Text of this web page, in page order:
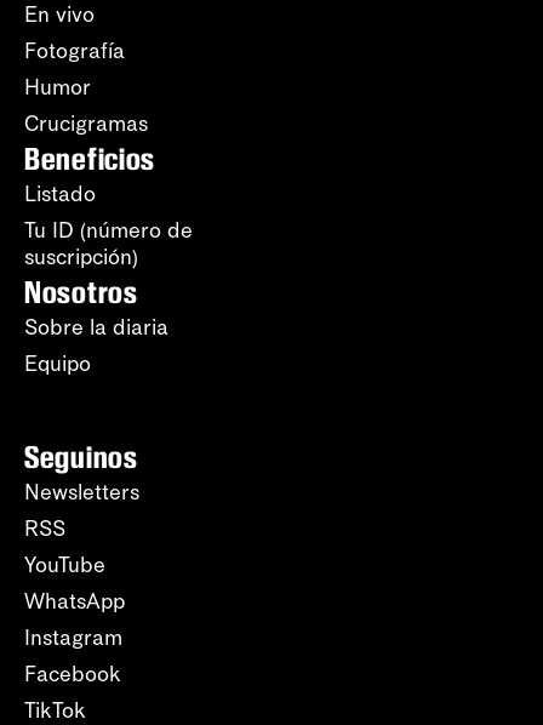
En vivo
Fotografía
Humor
Crucigramas
Beneficios
Listado
Tu ID (número de
suscripción)
Nosotros
Sobre la diaria
Equipo
Seguinos
Newsletters
RSS
YouTube
WhatsApp
Instagram
Facebook
TikTok